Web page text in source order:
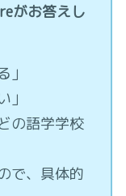
がお答えし
」
」
の語学学校
で、具体的